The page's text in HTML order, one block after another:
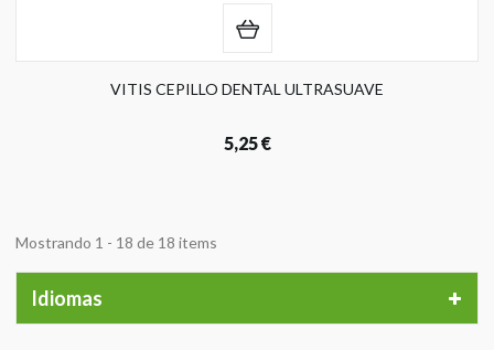
VITIS CEPILLO DENTAL ULTRASUAVE
5,25 €
Mostrando 1 - 18 de 18 items
Idiomas